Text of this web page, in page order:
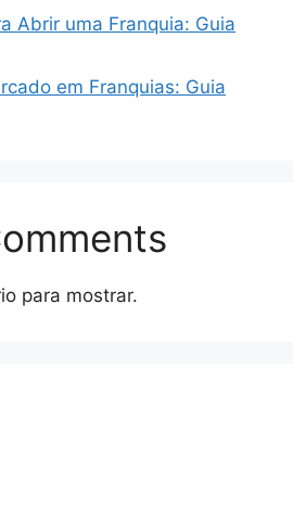
Abrir uma Franquia: Guia
em Franquias: Guia
para mostrar.